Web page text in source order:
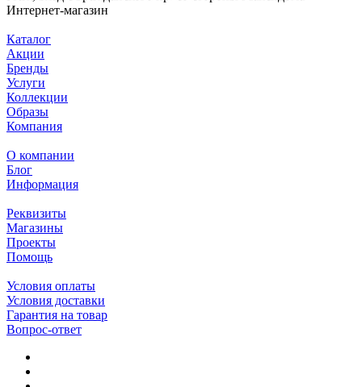
Интернет-магазин
Каталог
Акции
Бренды
Услуги
Коллекции
Образы
Компания
О компании
Блог
Информация
Реквизиты
Магазины
Проекты
Помощь
Условия оплаты
Условия доставки
Гарантия на товар
Вопрос-ответ